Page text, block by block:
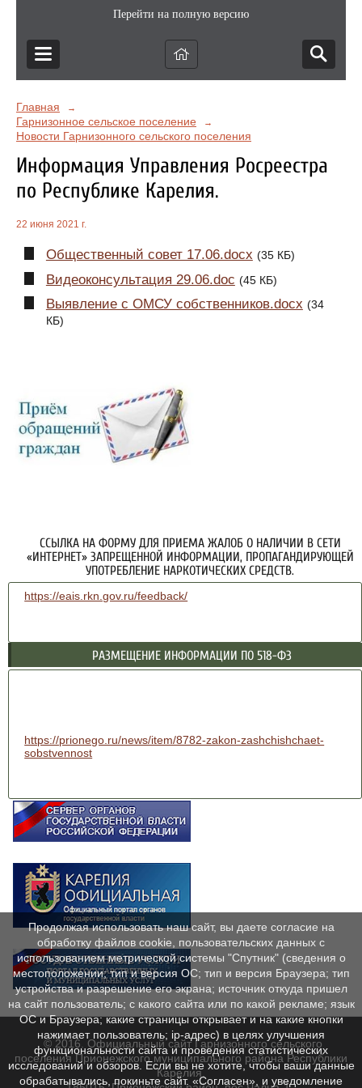
Перейти на полную версию
Главная →
Гарнизонное сельское поселение →
Новости Гарнизонного сельского поселения
Информация Управления Росреестра
по Республике Карелия.
22 июня 2021 г.
Общественный совет 17.06.docx (35 КБ)
Видеоконсультация 29.06.doc (45 КБ)
Выявление с ОМСУ собственников.docx (34
КБ)
ССЫЛКА НА ФОРМУ ДЛЯ ПРИЕМА ЖАЛОБ О НАЛИЧИИ В СЕТИ
«ИНТЕРНЕТ» ЗАПРЕЩЕННОЙ ИНФОРМАЦИИ, ПРОПАГАНДИРУЮЩЕЙ
УПОТРЕБЛЕНИЕ НАРКОТИЧЕСКИХ СРЕДСТВ.
https://eais.rkn.gov.ru/feedback/
РАЗМЕЩЕНИЕ ИНФОРМАЦИИ ПО 518-ФЗ
https://prionego.ru/news/item/8782-zakon-zashchishchaet-
sobstvennost
© 2016. Официальный сайт Гарнизонного сельского
поселения Прионежского муниципального района Республики
Карелия.
Продолжая использовать наш сайт, вы даете согласие на
обработку файлов cookie, пользовательских данных с
использованием метрической системы "Спутник" (сведения о
местоположении; тип и версия ОС; тип и версия Браузера; тип
устройства и разрешение его экрана; источник откуда пришел
на сайт пользователь; с какого сайта или по какой рекламе; язык
ОС и Браузера; какие страницы открывает и на какие кнопки
нажимает пользователь; ip-адрес) в целях улучшения
функциональности сайта и проведения статистических
исследований и обзоров. Если вы не хотите, чтобы ваши данные
обрабатывались, покиньте сайт. «Согласен», и уведомление